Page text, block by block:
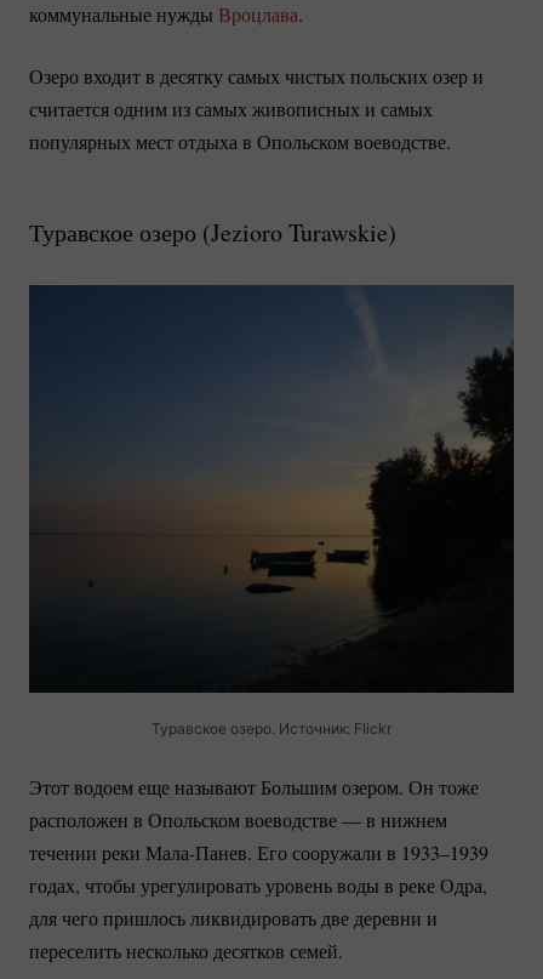
коммунальные нужды Вроцлава.
Озеро входит в десятку самых чистых польских озер и
считается одним из самых живописных и самых
популярных мест отдыха в Опольском воеводстве.
Туравское озеро (Jezioro Turawskie)
Туравское озеро. Источник: Flickr
Этот водоем еще называют Большим озером. Он тоже
расположен в Опольском воеводстве — в нижнем
течении реки Мала-Панев. Его сооружали в 1933–1939
годах, чтобы урегулировать уровень воды в реке Одра,
для чего пришлось ликвидировать две деревни и
переселить несколько десятков семей.